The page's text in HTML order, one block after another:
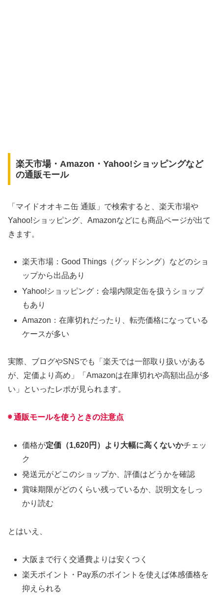
楽天市場・Amazon・Yahoo!ショッピングなど
の通販モール
「マイドオオキニ缶 通販」で検索すると、楽天市場や
Yahoo!ショッピング、Amazonなどにも商品ページが出て
きます。
楽天市場：Good Things（グッドシング）などのショ
ップから出品あり
Yahoo!ショッピング：会場内限定缶を扱うショップ
もあり
Amazon：在庫切れだったり、転売価格になっている
ケースが多い
実際、ブログやSNSでも「楽天では一部取り扱いがある
が、定価より高め」「Amazonは在庫切れや高額出品が多
い」といったレポが見られます。
◉ 通販モールを使うときの注意点
価格が定価（1,620円）より大幅に高くないかチェッ
ク
発送元がどこのショップか、評価はどうかを確認
賞味期限がどのくらい残っているか、説明文をしっ
かり読む
とはいえ、
大阪まで行く交通費よりは安くつく
楽天ポイント・Pay系のポイントを使えば体感価格を
抑えられる